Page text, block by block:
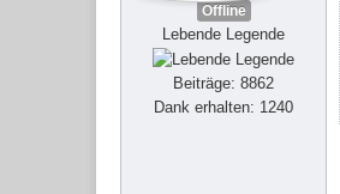
Offline
Lebende Legende
Beiträge: 8862
Dank erhalten: 1240